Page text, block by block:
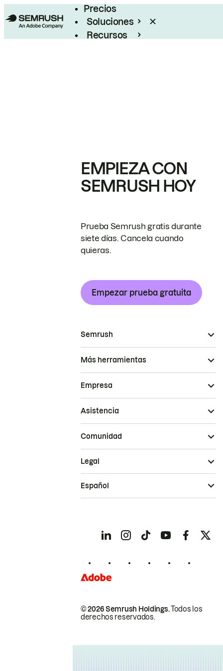
Precios
Soluciones
Recursos
EMPIEZA CON
SEMRUSH HOY
Prueba Semrush gratis durante
siete días. Cancela cuando
quieras.
Empezar prueba gratuita
Semrush
Más herramientas
Empresa
Asistencia
Comunidad
© 2026 Semrush Holdings.Todos los
derechos reservados.
Legal
Español